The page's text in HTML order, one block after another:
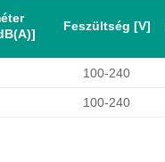
100-240
100-240
Feszültség [V]